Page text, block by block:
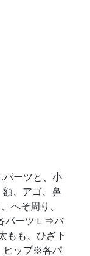
ーツと、小
、アゴ、鼻
へそ周り、
パーツＬ⇒バ
もも、ひざ下
ヒップ※各パ